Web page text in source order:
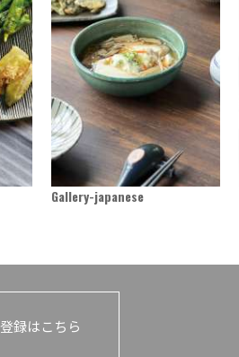
Gallery-japanese
登録はこちら